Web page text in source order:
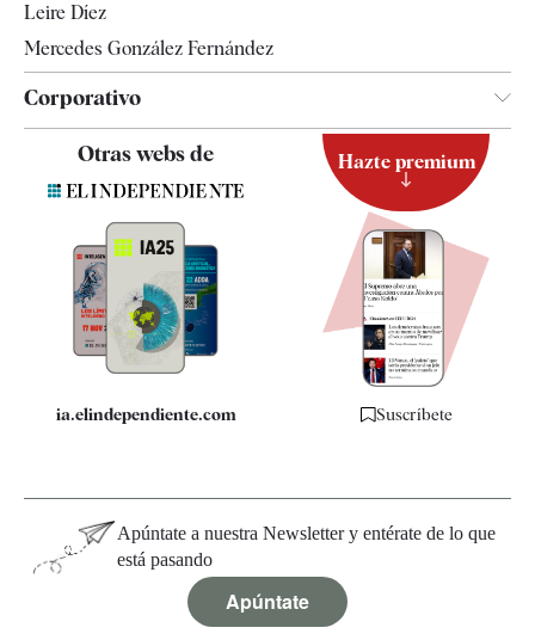
Leire Díez
Mercedes González Fernández
Corporativo
Contacto
Quiénes somos
Especificaciones
Otras webs de
ia.elindependiente.com
Hazte premium
Suscríbete
Apúntate a nuestra Newsletter y entérate de lo que
está pasando
Apúntate